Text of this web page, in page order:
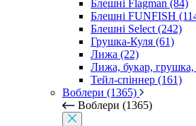
Блешні Flagman (84)
Блешні FUNFISH
Блешні Select (242)
Грушка-Куля (61)
Лижа (22)
Лижа, букар, грушка,
Тейл-спіннер (161)
Воблери (1365)
Воблери (1365)